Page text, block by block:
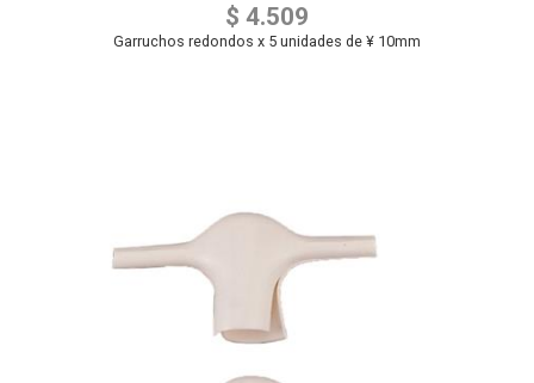
$ 4.509
Garruchos redondos x 5 unidades de ¥ 10mm